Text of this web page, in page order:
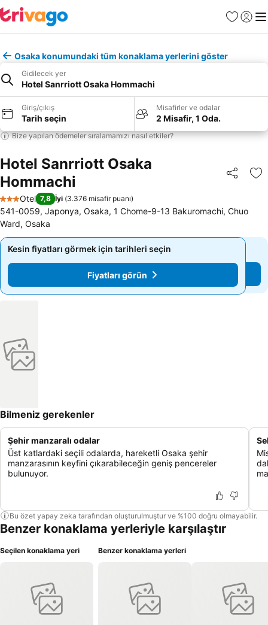
Favoriler
Giriş
Osaka konumundaki tüm konaklama yerlerini göster
Gidilecek yer
Hotel Sanrriott Osaka Hommachi
Giriş/çıkış
Tarih seçin
Misafirler ve odalar
2 Misafir, 1 Oda.
Bize yapılan ödemeler sıralamamızı nasıl etkiler?
Hotel Sanrriott Osaka
Hommachi
Paylaş
3 Yıldız
Otel 7,8 İyi (3.376 misafir puanı)
541-0059, Japonya, Osaka, 1 Chome-9-13 Bakuromachi, Chuo
Ward, Osaka
Kesin fiyatları görmek için tarihleri seçin
Fiyatları görün
Kesin fiyatları görmek için tarihleri seçin
Fiyatları görün
Bilmeniz gerekenler
Şehir manzaralı odalar
Üst katlardaki seçili odalarda, hareketli Osaka şehir
manzarasının keyfini çıkarabileceğin geniş pencereler
bulunuyor.
Bu özet yapay zeka tarafından oluşturulmuştur ve %100 doğru olmayabilir.
Benzer konaklama yerleriyle karşılaştır
Seçilen konaklama yeri Benzer konaklama yerleri